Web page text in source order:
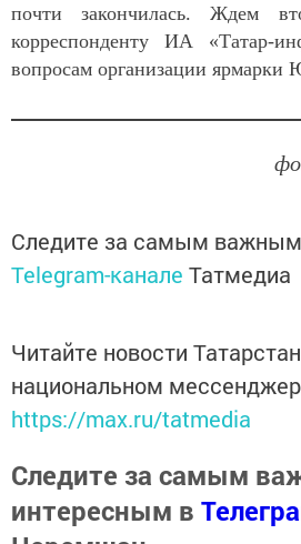
почти закончилась. Ждем
корреспонденту ИА «Татар-
вопросам организации
Следите за самым
Telegram-канале Татмедиа
Читайте новости
национальном
https://max.ru/tatmedia
Следите за самым
интересным в